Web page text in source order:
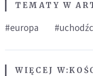
TEMATY W
#europa
WIĘCEJ W: